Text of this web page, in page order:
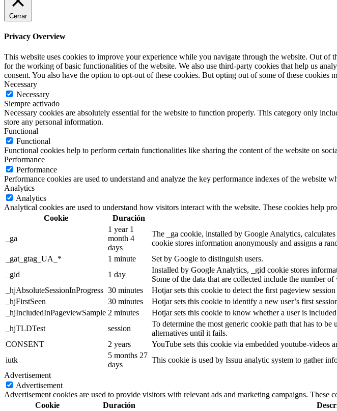
Cerrar
Privacy Overview
This website uses cookies to improve your experience while you navigate through the website. Out of
for the working of basic functionalities of the website. We also use third-party cookies that help us
consent. You also have the option to opt-out of these cookies. But opting out of some of these cookies
Necessary
Necessary
Siempre activado
Necessary cookies are absolutely essential for the website to function properly. This category only
store any personal information.
Functional
Functional
Functional cookies help to perform certain functionalities like sharing the content of the website on
Performance
Performance
Performance cookies are used to understand and analyze the key performance indexes of the website
Analytics
Analytics
Analytical cookies are used to understand how visitors interact with the website. These cookies help
Cookie
Duración
_ga
1 year 1
month 4
days
The _ga cookie, installed by Google Analytics,
cookie stores information anonymously and assigns a
_gat_gtag_UA_*
1 minute
Set by Google to distinguish users.
_gid
1 day
Installed by Google Analytics, _gid cookie stores
Some of the data that are collected include the number
_hjAbsoluteSessionInProgress 30 minutes
Hotjar sets this cookie to detect the first pageview
_hjFirstSeen
30 minutes
Hotjar sets this cookie to identify a new user’s first
_hjIncludedInPageviewSample 2 minutes
Hotjar sets this cookie to know whether a user is
_hjTLDTest
session
To determine the most generic cookie path that has to
alternatives until it fails.
CONSENT
2 years
YouTube sets this cookie via embedded youtube-videos
iutk
5 months 27
days
This cookie is used by Issuu analytic system to gather
Advertisement
Advertisement
Advertisement cookies are used to provide visitors with relevant ads and marketing campaigns.
Cookie
Duración